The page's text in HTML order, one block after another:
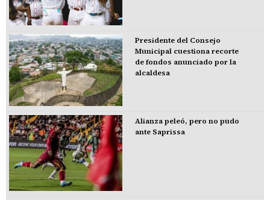
Presidente del Consejo
Municipal cuestiona recorte
de fondos anunciado por la
alcaldesa
Alianza peleó, pero no pudo
ante Saprissa